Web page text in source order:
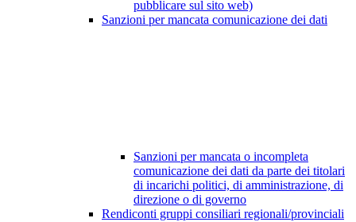
pubblicare sul sito web)
Sanzioni per mancata comunicazione dei dati
Sanzioni per mancata o incompleta
comunicazione dei dati da parte dei titolari
di incarichi politici, di amministrazione, di
direzione o di governo
Rendiconti gruppi consiliari regionali/provinciali